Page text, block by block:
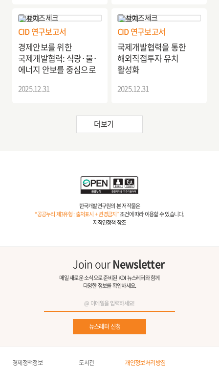
CID 연구보고서
경제안보를 위한
국제개발협력: 식량·물·
에너지 안보를 중심으로
2025.12.31
CID 연구보고서
국제개발협력을 통한
해외직접투자 유치
활성화
2025.12.31
더보기
한국개발연구원의 본 저작물은
“공공누리 제3유형 : 출처표시 + 변경금지”조건에 따라 이용할 수 있습니다.
저작권정책 참조
Join ourNewsletter
매일 새로운 소식으로 준비된 KDI 뉴스레터와 함께
다양한 정보를 확인하세요.
뉴스레터 신청
경제정책정보 도서관 개인정보처리방침